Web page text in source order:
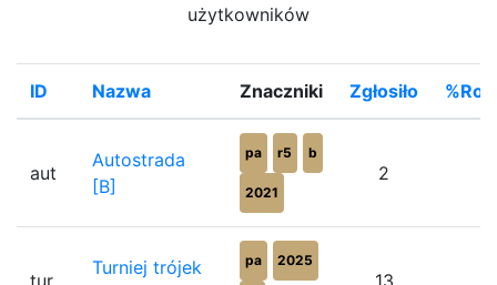
użytkowników
ID Nazwa Znaczniki Zgłosiło
aut
Autostrada
[B]
pa r5 b
2021
2
tur
Turniej trójek
pa 2025
13